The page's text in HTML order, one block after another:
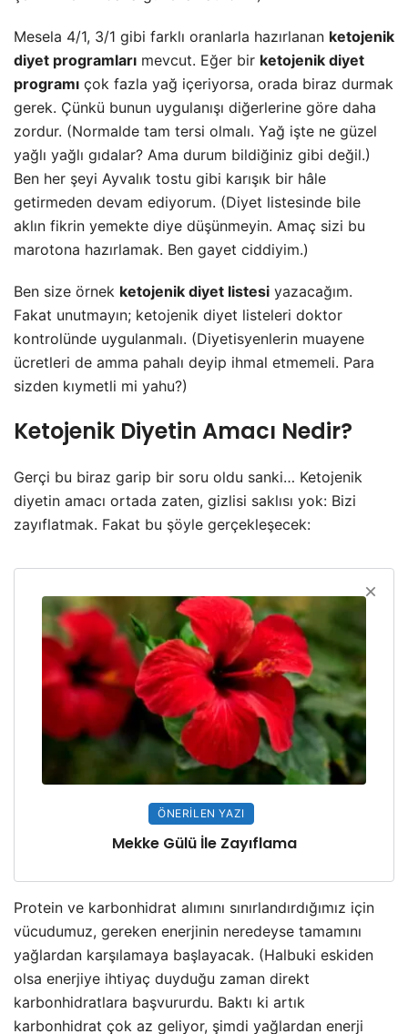
Mesela 4/1, 3/1 gibi farklı oranlarla hazırlanan ketojenik
diyet programları mevcut. Eğer bir ketojenik diyet
programı çok fazla yağ içeriyorsa, orada biraz durmak
gerek. Çünkü bunun uygulanışı diğerlerine göre daha
zordur. (Normalde tam tersi olmalı. Yağ işte ne güzel
yağlı yağlı gıdalar? Ama durum bildiğiniz gibi değil.)
Ben her şeyi Ayvalık tostu gibi karışık bir hâle
getirmeden devam ediyorum. (Diyet listesinde bile
aklın fikrin yemekte diye düşünmeyin. Amaç sizi bu
marotona hazırlamak. Ben gayet ciddiyim.)
Ben size örnek ketojenik diyet listesi yazacağım.
Fakat unutmayın; ketojenik diyet listeleri doktor
kontrolünde uygulanmalı. (Diyetisyenlerin muayene
ücretleri de amma pahalı deyip ihmal etmemeli. Para
sizden kıymetli mi yahu?)
Ketojenik Diyetin Amacı Nedir?
Gerçi bu biraz garip bir soru oldu sanki… Ketojenik
diyetin amacı ortada zaten, gizlisi saklısı yok: Bizi
zayıflatmak. Fakat bu şöyle gerçekleşecek:
ÖNERILEN YAZI
Mekke Gülü İle Zayıflama
Protein ve karbonhidrat alımını sınırlandırdığımız için
vücudumuz, gereken enerjinin neredeyse tamamını
yağlardan karşılamaya başlayacak. (Halbuki eskiden
olsa enerjiye ihtiyaç duyduğu zaman direkt
karbonhidratlara başvururdu. Baktı ki artık
karbonhidrat çok az geliyor, şimdi yağlardan enerji